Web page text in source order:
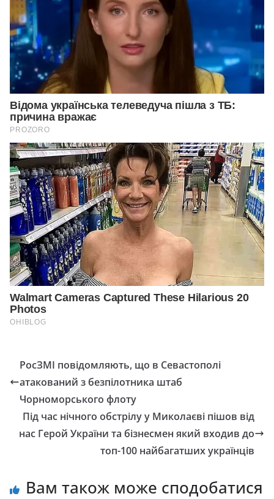
РосЗМІ повідомляють, що в Севастополі
атакований з безпілотника штаб
Чорноморського флоту
Під час нічного обстрілу у Миколаєві пішов від
нас Герой України та бізнесмен який входив до
топ-100 найбагатших українців
Вам також може сподобатися